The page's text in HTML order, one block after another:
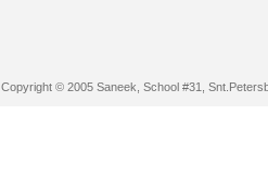
Copyright © 2005 Saneek, School #31,